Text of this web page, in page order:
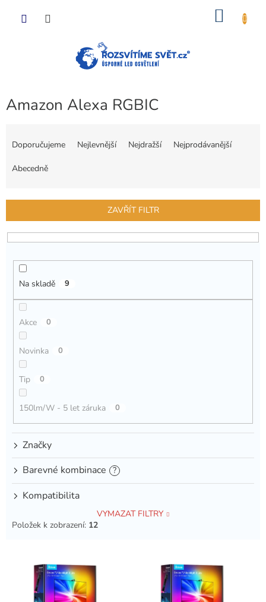
Amazon Alexa RGBIC
r
o
d
Doporučujeme Nejlevnější Nejdražší Nejprodávanější
Abecedně
ZAVŘÍT FILTR
Na skladě 9
Akce 0
Novinka 0
Tip 0
150lm/W - 5 let záruka 0
Značky
Barevné kombinace
?
Kompatibilita
VYMAZAT FILTRY
Položek k zobrazení: 12